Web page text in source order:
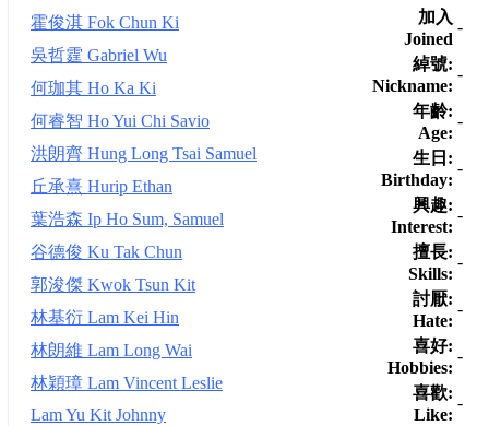
加入
Joined
-
綽號:
Nickname:
-
年齡:
Age:
-
生日:
Birthday:
-
興趣:
Interest:
-
擅長:
Skills:
-
討厭:
Hate:
-
喜好:
Hobbies:
-
喜歡:
Like:
-
霍俊淇 Fok Chun Ki
吳哲霆 Gabriel Wu
何珈其 Ho Ka Ki
何睿智 Ho Yui Chi Savio
洪朗齊 Hung Long Tsai Samuel
丘承熹 Hurip Ethan
葉浩森 Ip Ho Sum, Samuel
谷德俊 Ku Tak Chun
郭浚傑 Kwok Tsun Kit
林基衍 Lam Kei Hin
林朗維 Lam Long Wai
林穎璋 Lam Vincent Leslie
Lam Yu Kit Johnny